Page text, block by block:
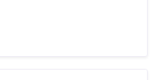
AUDITORIUM SAN SISTO -